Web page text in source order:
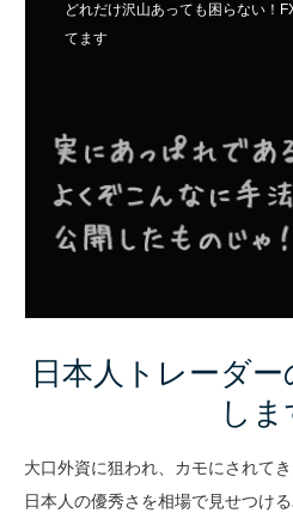
どれだけ沢山あっても困らない！
てます
日本人トレーダ
しま
大口外資に狙われ、カモにされてき
日本人の優秀さを相場で見せつけ